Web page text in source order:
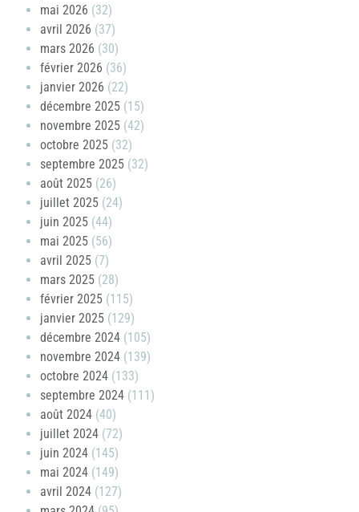
mai 2026 (32)
avril 2026 (37)
mars 2026 (30)
février 2026 (36)
janvier 2026 (22)
décembre 2025 (15)
novembre 2025 (42)
octobre 2025 (32)
septembre 2025 (32)
août 2025 (26)
juillet 2025 (24)
juin 2025 (44)
mai 2025 (56)
avril 2025 (7)
mars 2025 (28)
février 2025 (115)
janvier 2025 (129)
décembre 2024 (105)
novembre 2024 (139)
octobre 2024 (133)
septembre 2024 (111)
août 2024 (40)
juillet 2024 (72)
juin 2024 (145)
mai 2024 (149)
avril 2024 (127)